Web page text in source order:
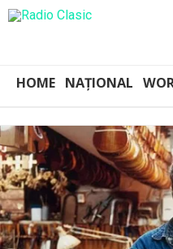
HOME NAȚIONAL